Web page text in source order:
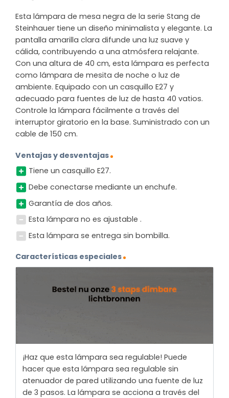
Esta lámpara de mesa negra de la serie Stang de
Steinhauer tiene un diseño minimalista y elegante. La
pantalla amarilla clara difunde una luz suave y
cálida, contribuyendo a una atmósfera relajante.
Con una altura de 40 cm, esta lámpara es perfecta
como lámpara de mesita de noche o luz de
ambiente. Equipado con un casquillo E27 y
adecuado para fuentes de luz de hasta 40 vatios.
Controle la lámpara fácilmente a través del
interruptor giratorio en la base. Suministrado con un
cable de 150 cm.
Ventajas y desventajas
Tiene un casquillo E27.
Debe conectarse mediante un enchufe.
Garantía de dos años.
Esta lámpara no es ajustable .
Esta lámpara se entrega sin bombilla.
Características especiales
¡Haz que esta lámpara sea regulable! Puede
hacer que esta lámpara sea regulable sin
atenuador de pared utilizando una fuente de luz
de 3 pasos. La lámpara se acciona a través del